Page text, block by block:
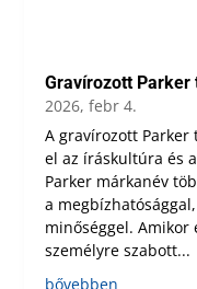
Gravírozott Parker
2026, febr 4.
A gravírozott
el az íráskultúra és
Parker márkanév
a
minőséggel. Amikor
személyre szabott...
bővebben